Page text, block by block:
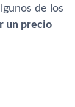
de los
un precio